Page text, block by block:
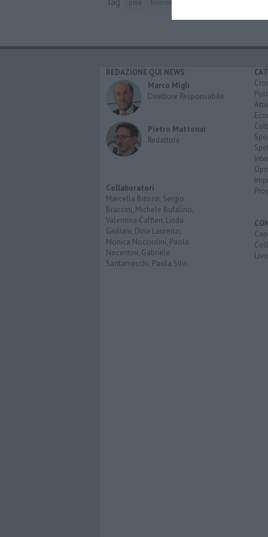
pisa livorno
REDAZIONE QUI NEWS
Marco Migli
Direttore Responsabile
Pietro Mattonai
Redattore
Collaboratori
Marcella Bitozzi, Sergio
Braccini, Michele Bufalino,
Valentina Caffieri, Linda
Giuliani, Dina Laurenzi,
Monica Nocciolini, Paolo
Nocentini, Gabriele
Santarnecchi, Paola Silvi.